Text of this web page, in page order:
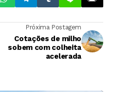
Próxima Postagem
Cotações de milho
sobem com colheita
acelerada